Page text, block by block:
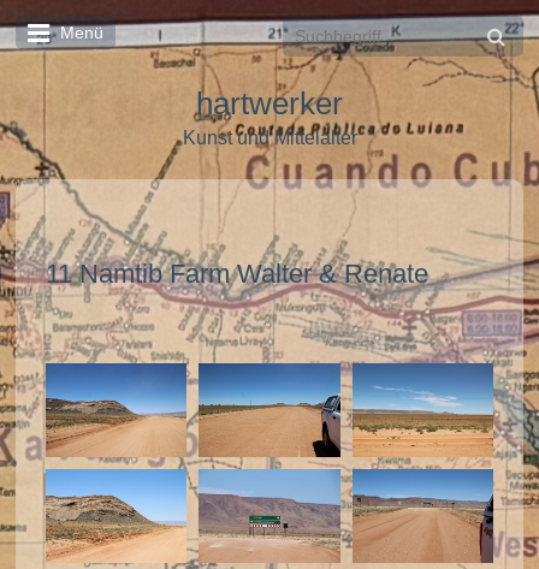
Menü
hartwerker
Kunst und Mittelalter
11 Namtib Farm Walter & Renate